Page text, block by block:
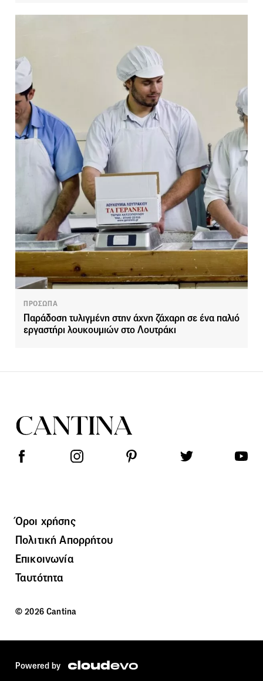
ΠΡΟΣΩΠΑ
Παράδοση τυλιγμένη στην άχνη ζάχαρη σε ένα παλιό
εργαστήρι λουκουμιών στο Λουτράκι
Όροι χρήσης
Πολιτική Απορρήτου
Επικοινωνία
Ταυτότητα
© 2026 Cantina
Powered by